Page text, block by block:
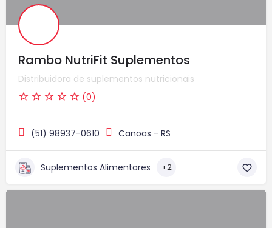
Rambo NutriFit Suplementos
Distribuidora de suplementos nutricionais
(0)
(51) 98937-0610 Canoas - RS
Suplementos Alimentares +2